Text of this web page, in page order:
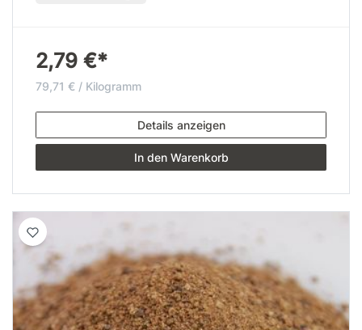
2,79 €*
79,71 € / Kilogramm
Details anzeigen
In den Warenkorb